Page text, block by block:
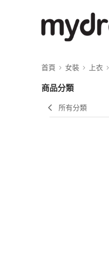
首頁 女裝 上衣
商品分類
所有分類